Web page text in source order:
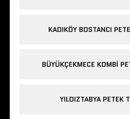
KADIKÖY BOSTANCI
BÜYÜKÇEKMECE KOMBI
YILDIZTABYA PETEK